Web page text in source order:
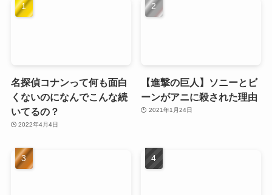
名探偵コナンって何も面白
くないのになんでこんな続
いてるの？
2022年4月4日
【進撃の巨人】ソニーとビ
ーンがアニに殺された理由
2021年1月24日